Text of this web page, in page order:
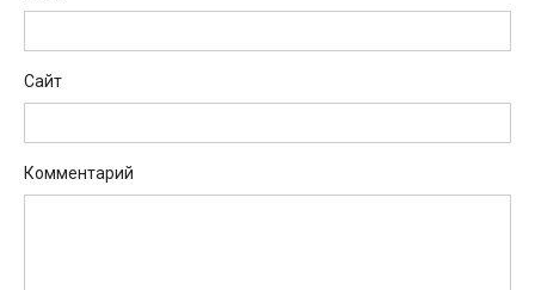
Сайт
Комментарий